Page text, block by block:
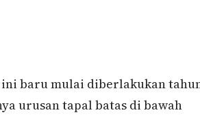
baru mulai diberlakukan
urusan tapal batas di bawah